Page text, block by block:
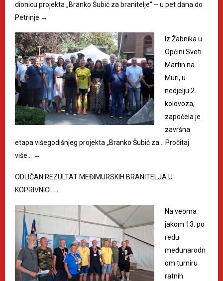
dionicu projekta „Branko Šubić za branitelje“ – u pet dana do
Petrinje →
Iz Žabnika u
Općini Sveti
Martin na
Muri, u
nedjelju 2.
kolovoza,
započela je
završna
etapa višegodišnjeg projekta „Branko Šubić za… Pročitaj
više… →
ODLIČAN REZULTAT MEĐIMURSKIH BRANITELJA U
KOPRIVNICI →
Na veoma
jakom 13. po
redu
međunarodn
om turniru
ratnih